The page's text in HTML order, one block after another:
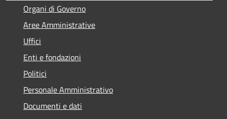
Organi di Governo
Aree Amministrative
Uffici
Enti e fondazioni
Politici
Personale Amministrativo
Documenti e dati